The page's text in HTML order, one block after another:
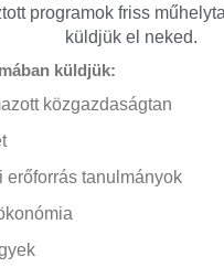
programok friss
küldjük el neked.
küldjük:
közgazdaságtan
erőforrás tanulmányok